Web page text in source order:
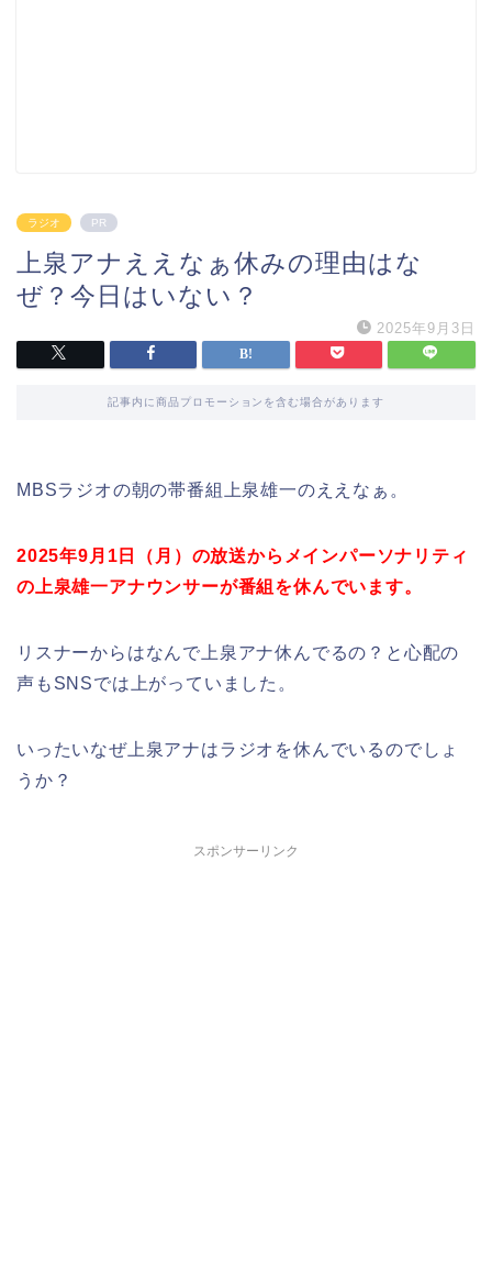
ラジオ PR
上泉アナええなぁ休みの理由はな
ぜ？今日はいない？
2025年9月3日
記事内に商品プロモーションを含む場合があります
MBSラジオの朝の帯番組上泉雄一のええなぁ。
2025年9月1日（月）の放送からメインパーソナリティ
の上泉雄一アナウンサーが番組を休んでいます。
リスナーからはなんで上泉アナ休んでるの？と心配の
声もSNSでは上がっていました。
いったいなぜ上泉アナはラジオを休んでいるのでしょ
うか？
スポンサーリンク